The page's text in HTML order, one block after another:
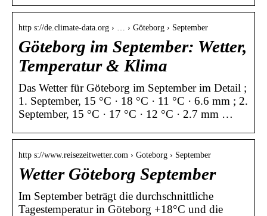
http s://de.climate-data.org › … › Göteborg › September
Göteborg im September: Wetter,
Temperatur & Klima
Das Wetter für Göteborg im September im Detail ;
1. September, 15 °C · 18 °C · 11 °C · 6.6 mm ; 2.
September, 15 °C · 17 °C · 12 °C · 2.7 mm …
http s://www.reisezeitwetter.com › Goteborg › September
Wetter Göteborg September
Im September beträgt die durchschnittliche
Tagestemperatur in Göteborg +18°C und die